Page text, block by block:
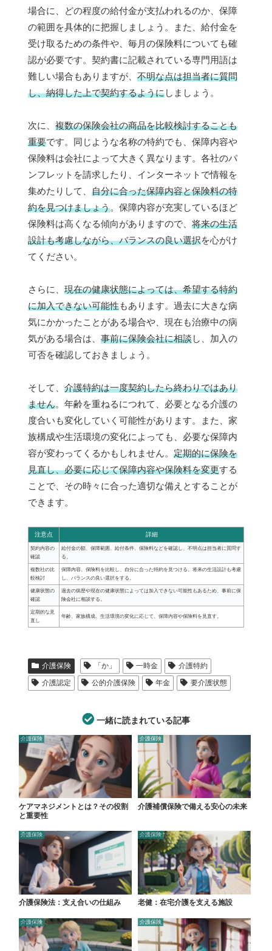
場合に、どの程度の給付金が支払われるのか、保障
の範囲を具体的に把握しましょう。また、給付金を
受け取るための条件や、毎月の保険料についても確
認が必要です。契約書に記載されている専門用語は
難しい場合もありますが、 不明な点は担当者に質問
し、納得した上で契約するようにしましょう。
次に、 複数の保険会社の商品を比較検討することも
重要です。同じような名称の特約でも、保障内容や
保険料は会社によって大きく異なります。各社のパ
ンフレットを請求したり、インターネットで情報を
集めたりして、 自分に合った保障内容と保険料の特
約を見つけましょう。保障内容が充実しているほど
保険料は高くなる傾向がありますので、 将来の生活
設計も考慮しながら、バランスの良い選択を心がけ
てください。
さらに、 現在の健康状態によっては、希望する特約
に加入できない可能性もあります。過去に大きな病
気にかかったことがある場合や、現在も治療中の病
気がある場合は、 事前に保険会社に相談し、加入の
可否を確認しておきましょう。
そして、 介護特約は一度契約したら終わりではあり
ません。年齢を重ねるにつれて、必要となる介護の
度合いも変化していく可能性があります。また、家
族構成や生活環境の変化によっても、必要な保障内
容が変わってくるかもしれません。 定期的に保険を
見直し、必要に応じて保障内容や保険料を変更する
ことで、その時々に合った適切な備えとすることが
できます。
注意点 詳細
契約内容の
確認
給付金の額、保障範囲、給付条件、保険料などを確認し、不明点は担当者に質問す
る。
複数社の比
較検討
保障内容、保険料を比較し、自分に合った特約を見つける。将来の生活設計も考慮
し、バランスの良い選択をする。
健康状態の
確認
過去の病歴や現在の健康状態によっては加入できない可能性もあるため、事前に保
険会社に相談する。
定期的な見
直し
年齢、家族構成、生活環境の変化に応じて、保障内容や保険料を見直す。
介護保険 「か」 一時金
介護特約
介護認定
公的介護保険 年金 要介護状態
一緒に読まれている記事
介護保険
ケアマネジメントとは？その役割
と重要性
介護保険
介護補償保険で備える安心の未来
介護保険
介護保険法：支え合いの仕組み
介護保険
老健：在宅介護を支える施設
介護保険 介護保険